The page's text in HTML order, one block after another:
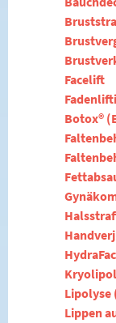
Facelift
Botox®
Lippen